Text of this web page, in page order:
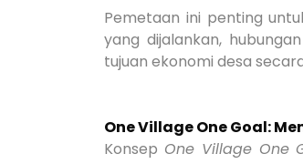
Pemetaan ini penting
yang dijalankan,
tujuan ekonomi desa
One Village One Goal:
Konsep One Village One